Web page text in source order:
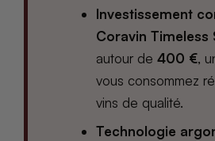
Investissement
Coravin Timeless
autour de 400 €,
vous consommez
vins de qualité.
Technologie